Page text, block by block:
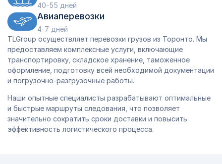
40-55 дней
Авиаперевозки
4-7 дней
TLGroup осуществляет перевозки грузов из Торонто. Мы
предоставляем комплексные услуги, включающие
транспортировку, складское хранение, таможенное
оформление, подготовку всей необходимой документации
и погрузочно-разгрузочные работы.
Наши опытные специалисты разрабатывают оптимальные
и быстрые маршруты следования, что позволяет
значительно сократить сроки доставки и повысить
эффективность логистического процесса.